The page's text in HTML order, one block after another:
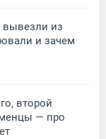
вывезли из
и зачем
второй
— про